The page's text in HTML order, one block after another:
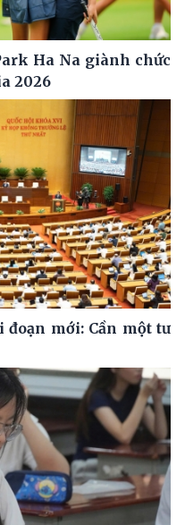
Ha Na giành chức
2026
mới: Cần một tư